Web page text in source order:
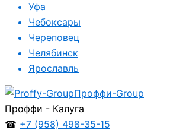
Уфа
Чебоксары
Череповец
Челябинск
Ярославль
Проффи-Group
Проффи - Калуга
☎ +7 (958) 498-35-15